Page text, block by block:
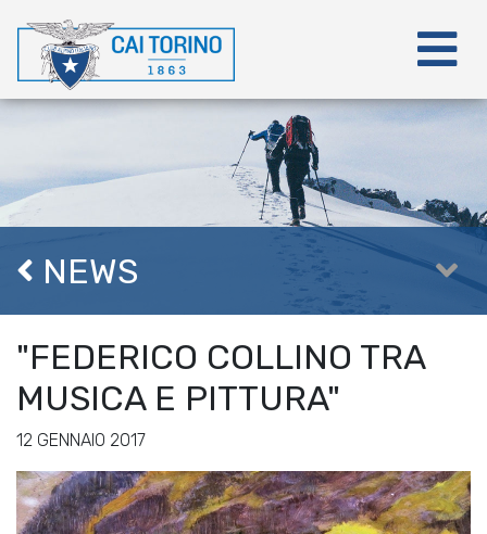
NEWS
"FEDERICO COLLINO TRA
MUSICA E PITTURA"
12 GENNAIO 2017